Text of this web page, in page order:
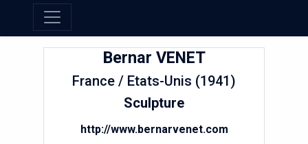
Bernar VENET
France / Etats-Unis (1941)
Sculpture
http://www.bernarvenet.com